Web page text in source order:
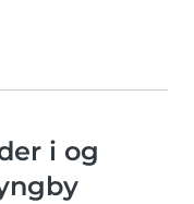
i og